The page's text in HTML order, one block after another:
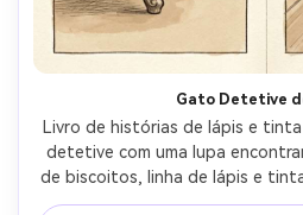
Gato Detetive
Livro de histórias de lápis e
detetive com uma lupa
de biscoitos, linha de lápis e
leves, textura desenhada à